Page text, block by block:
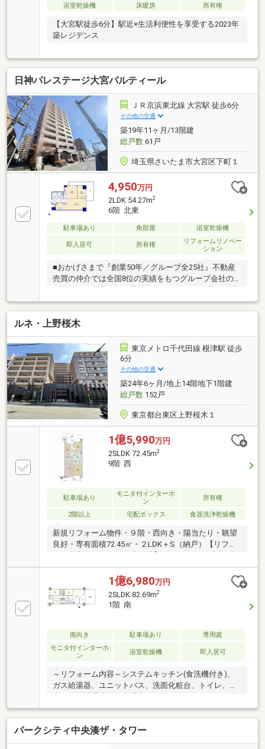
浴室乾燥機
床暖房 所有権
【大宮駅徒歩6分】駅近×生活利便性を享受する2023年
築レジデンス
日神パレステージ大宮パルティール
ＪＲ京浜東北線 大宮駅 徒歩6分
その他の交通
築19年11ヶ月/13階建
総戸数61戸
埼玉県さいたま市大宮区下町１
4,950万円
2LDK 54.27m2
6階 北東
駐車場あり 角部屋 浴室乾燥機
即入居可 所有権
リフォームリノベー
ション
■おかげさまで『創業50年／グループ全25社』不動産
売買の仲介では全国8位の実績をもつグループ会社の
入・ご売却・お買替え全てをサポート致します■東宝
ハウスNEXTアフターサポート専門のグループ会社。
ライフパートナー（FP資格）が住まいの問題点や暮ら
しの不安を解消します■東宝ハウスフィナンシャル不
動産仲介業初の住信SBIネット銀行支店。金利と保障
が更に充実したオリジナル提携住宅ローンをお届けし
ます■未来カレンダー東宝ハウス独自開発のライフシ
ミュレーションソフト。ローン完済までの家計収支を
視える化し、将来のリスクや不安を対策します
ルネ・上野桜木
東京メトロ千代田線 根津駅 徒歩
6分
その他の交通
築24年6ヶ月/地上14階地下1階建
総戸数152戸
東京都台東区上野桜木１
1億5,990万円
2SLDK 72.45m2
9階 西
駐車場あり
モニタ付インターホ
ン
所有権
2階以上 宅配ボックス 食器洗浄乾燥機
新規リフォーム物件・９階・西向き・陽当たり・眺望
良好・専有面積72.45㎡・２LDK＋S（納戸）【リフォ
替■システムキッチン・ユニットバス新規交換■シャワ
ートイレ新規交換■洗面化粧台・給湯器新規交換■照明
器具新規設置■その他、ハウスクリーニング等【本物
件の特徴】●いつも快適・広々リビングダイニング●家
洗濯物が干せる・浴室換気乾燥機
1億6,980万円
2SLDK 82.69m2
1階 南
南向き 駐車場あり
専用庭
モニタ付インターホ
ン
浴室乾燥機 即入居可
～リフォーム内容～システムキッチン(食洗機付き)、
ガス給湯器、ユニットバス、洗面化粧台、トイレ、防
替、給水・給湯・排水管、電気配線、照明器具、建具
等～立地～・千代田線 根津駅 徒歩7分・山手線
上野駅 徒歩14分 ・京浜東北・根岸線 日暮里駅 徒
歩11分～物件情報～・専有面積：82.69㎡（壁芯）・間
パークシティ中央湊ザ・タワー